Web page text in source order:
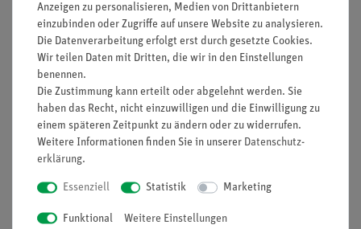
Funktion und Verwendung
In Verbindung mit Beta-Spektroskop zum
Höhenausgleich eines Trafoschenkels.
Anzeigen zu personalisieren, Medien von Drittanbietern
einzubinden oder Zugriffe auf unsere Website zu analysieren.
Die Datenverarbeitung erfolgt erst durch gesetzte Cookies.
Wir teilen Daten mit Dritten, die wir in den Einstellungen
benennen.
Die Zustimmung kann erteilt oder abgelehnt werden. Sie
haben das Recht, nicht einzuwilligen und die Einwilligung zu
einem späteren Zeitpunkt zu ändern oder zu widerrufen.
Weitere Informationen finden Sie in unserer Daten­schutz­
erklärung.
Essenziell Statistik Marketing
Funktional Weitere Einstellungen